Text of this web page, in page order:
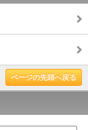
ページの先頭へ戻る